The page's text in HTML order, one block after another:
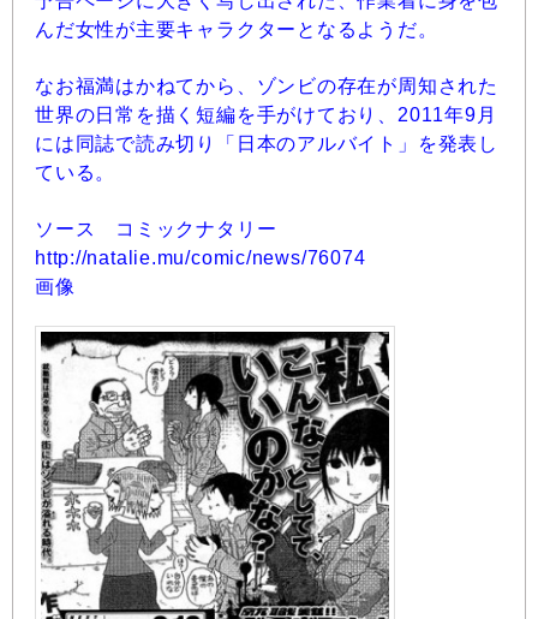
んだ女性が主要キャラクターとなるようだ。
なお福満はかねてから、ゾンビの存在が周知された
世界の日常を描く短編を手がけており、2011年9月
には同誌で読み切り「日本のアルバイト」を発表し
ている。
ソース コミックナタリー
http://natalie.mu/comic/news/76074
画像